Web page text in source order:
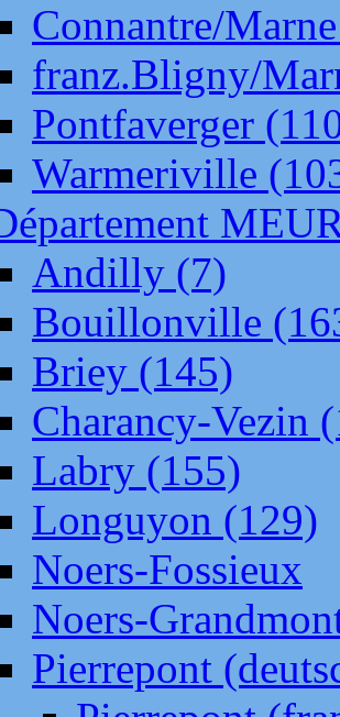
Connantre/
franz.Bligny/
Pontfaverger
Warmeriville
Andilly (7)
Bouillonville
Briey (145)
Charancy-Vezin
Labry (155)
Longuyon (129)
Noers-Fossieux
Noers-
Pierrepont